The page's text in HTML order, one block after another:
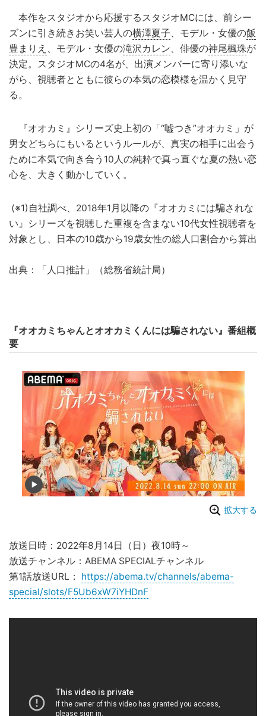
本作をスタジオから応援するスタジオMCには、前シー
ズンに引き続きお笑い芸人の横澤夏子、モデル・女優の飯
豊まりえ 、モデル・女優の滝沢カレン、俳優の神尾楓珠が
決定。スタジオMCの4名が、出演メンバーに寄り添いな
がら、視聴者とともに彼らの本気の恋模様を温かく見守
る。
『オオカミ』シリーズ史上初の「“嘘つき”オオカミ」が
男女どちらにもいるというルールが、真実の相手に出会う
ために本気で向き合う10人の純粋で真っ直ぐな夏の熱い恋
心を、大きく動かしていく。
(※1)自社調べ、2018年1月以降の『オオカミには騙されな
い』シリーズを視聴した重複を含まない10代女性視聴者を
対象とし、日本の10歳から19歳女性の総人口割合から算出
出典：「人口推計」（総務省統計局）
『オオカミちゃんとオオカミくんには騙されない』番組概
要
拡大する
放送日時：2022年8月14日（日）夜10時～
放送チャンネル：ABEMA SPECIALチャンネル
第1話放送URL： https://abema.tv/channels/abema-
special/slots/F5Ub6xW7iYHDnF